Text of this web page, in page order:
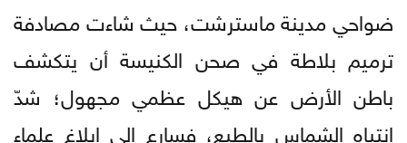
ضواحي مدينة ماسترشت، حيث شاءت مصادفة
ترميم بلاطة في صحن الكنيسة أن يتكشف
باطن الأرض عن هيكل عظمي مجهول؛ شدّ
انتباه الشماس بالطبع، فسارع إلى إبلاغ علماء